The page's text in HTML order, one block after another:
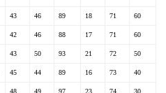
43 46 89 18 71 60
42 46 88 17 71 60
43 50 93 21 72 50
45 44 89 16 73 40